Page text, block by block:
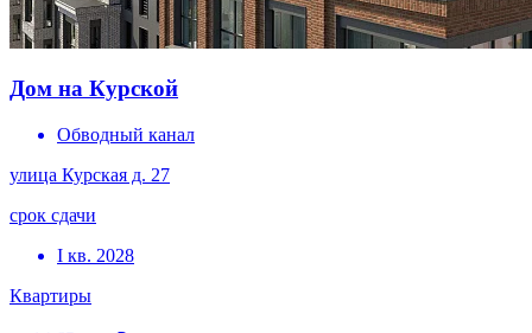
Дом на Курской
Обводный канал
улица Курская д. 27
срок сдачи
I кв. 2028
Квартиры